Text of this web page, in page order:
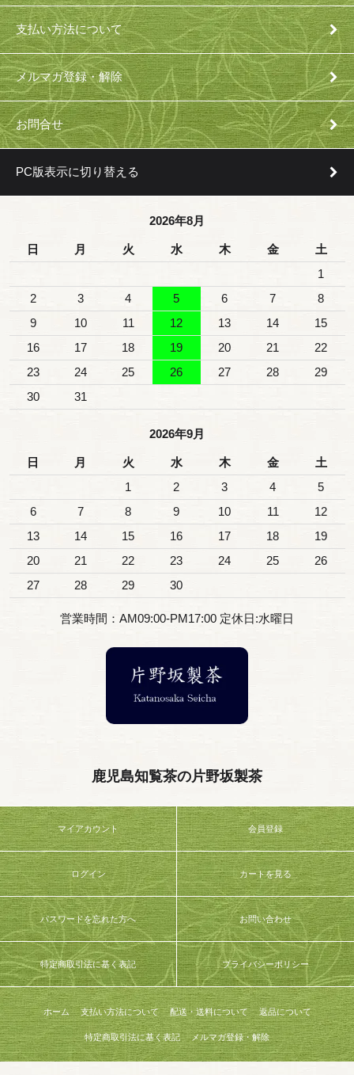
支払い方法について
メルマガ登録・解除
お問合せ
PC版表示に切り替える
2026年8月
日 月 火 水 木 金
土
1
2
3 4 5 6 7
8
9
10 11 12 13 14
15
16
17 18 19 20 21
22
23
24 25 26 27 28
29
30
31
2026年9月
日 月 火 水 木 金
土
1
2 3 4
5
6
7 8 9 10 11
12
13
14 15 16 17 18
19
20
21 22 23 24 25
26
27
28 29 30
営業時間：AM09:00-PM17:00 定休日:水曜日
鹿児島知覧茶の片野坂製茶
マイアカウント 会員登録
ログイン カートを見る
パスワードを忘れた方へ お問い合わせ
特定商取引法に基く表記 プライバシーポリシー
ホーム 支払い方法について 配送・送料について 返品について
特定商取引法に基く表記 メルマガ登録・解除